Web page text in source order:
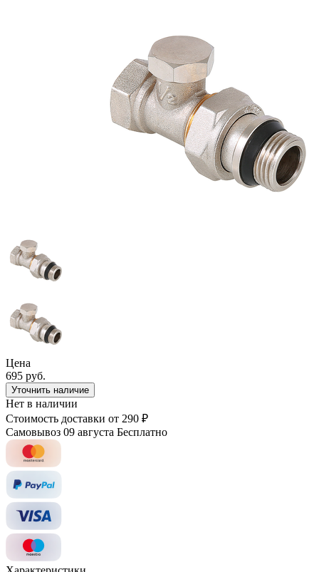
Цена
695 руб.
Уточнить наличие
Нет в наличии
Стоимость доставки от 290 ₽
Самовывоз 09 августа Бесплатно